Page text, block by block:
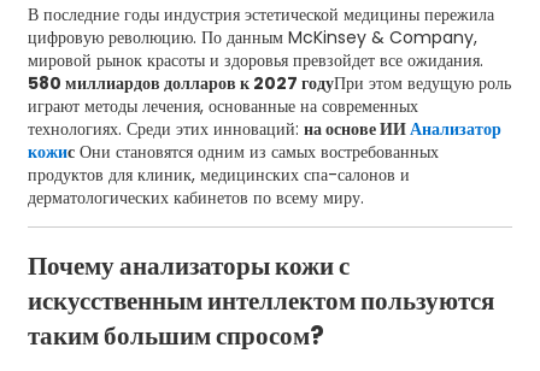
В последние годы индустрия эстетической медицины пережила
цифровую революцию. По данным McKinsey & Company,
мировой рынок красоты и здоровья превзойдет все ожидания.
580 миллиардов долларов к 2027 годуПри этом ведущую роль
играют методы лечения, основанные на современных
технологиях. Среди этих инноваций: на основе ИИАнализатор
кожисОни становятся одним из самых востребованных
продуктов для клиник, медицинских спа-салонов и
дерматологических кабинетов по всему миру.
Почему анализаторы кожи с
искусственным интеллектом пользуются
таким большим спросом?